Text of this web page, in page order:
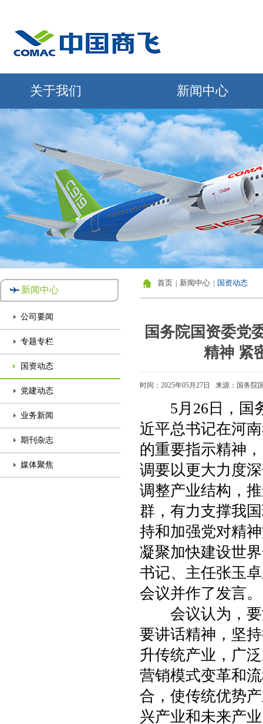
关于我们 新闻中心
新闻中心
公司要闻
专题专栏
国资动态
党建动态
业务新闻
期刊杂志
媒体聚焦
首页 新闻中心 国资动态
国务院国资委党
精神 紧
时间：2025年05月27日 来源：国务院
5月26日，国务
近平总书记在河
的重要指示精神
调要以更大力度
调整产业结构，
群，有力支撑我
持和加强党对精
凝聚加快建设世
书记、主任张玉
会议并作了发言。
会议认为，要
要讲话精神，坚
升传统产业，广
营销模式变革和
合，使传统优势
兴产业和未来产